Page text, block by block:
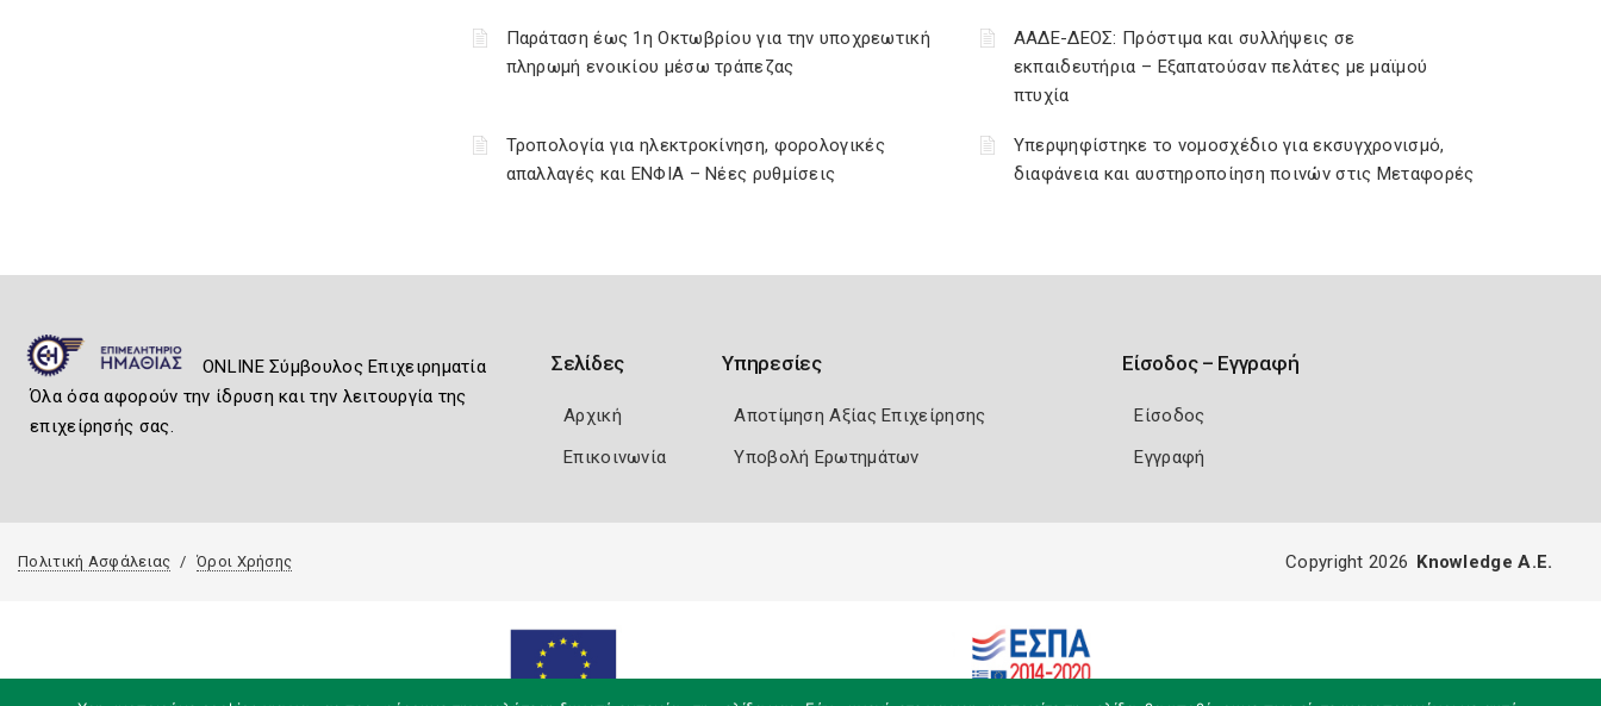
Παράταση έως 1η Οκτωβρίου για την υποχρεωτική
πληρωμή ενοικίου μέσω τράπεζας
ΑΑΔΕ-ΔΕΟΣ: Πρόστιμα και συλλήψεις σε
εκπαιδευτήρια – Εξαπατούσαν πελάτες με μαϊμού
πτυχία
Τροπολογία για ηλεκτροκίνηση, φορολογικές
απαλλαγές και ΕΝΦΙΑ – Νέες ρυθμίσεις
Υπερψηφίστηκε το νομοσχέδιο για εκσυγχρονισμό,
διαφάνεια και αυστηροποίηση ποινών στις Μεταφορές
ONLINE Σύμβουλος Επιχειρηματία
Όλα όσα αφορούν την ίδρυση και την λειτουργία της
επιχείρησής σας.
Σελίδες
Αρχική
Επικοινωνία
Υπηρεσίες
Αποτίμηση Αξίας Επιχείρησης
Υποβολή Ερωτημάτων
Είσοδος – Εγγραφή
Είσοδος
Εγγραφή
Πολιτική Ασφάλειας Όροι Χρήσης Copyright 2026 Knowledge A.E.